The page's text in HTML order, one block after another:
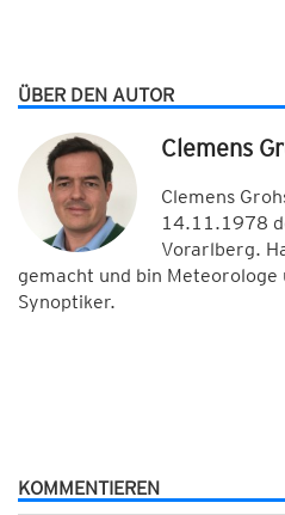
ÜBER DEN AUTOR
Clemens
Clemens
14.11.1978
Vorarlberg.
gemacht und bin
Synoptiker.
KOMMENTIEREN